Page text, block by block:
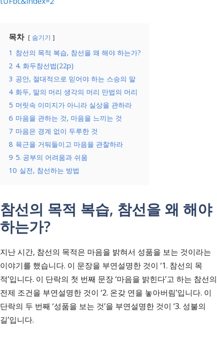
목차 숨기기
1 참선의 목적 복습, 참선을 왜 해야 하는가?
2 4. 화두참선법(22p)
3 공안, 절대적으로 믿어야 하는 스승의 말
4 화두, 말의 머리 생각의 머리 만법의 머리
5 머릿속 이미지가 아니라 실상을 관하라
6 마음을 관하는 것, 마음을 느끼는 것
7 마음은 경계 없이 두루한 것
8 육근을 거둬들이고 마음을 관찰하라
9 5. 공부의 어려움과 쉬움
10 실전, 참선하는 방법
참선의 목적 복습, 참선을 왜 해야
하는가?
지난 시간, 참선의 목적은 마음을 밝혀서 성품을 보는 것이라는
이야기를 했습니다. 이 문장을 부연설명한 것이 ‘1. 참선의 목
적’입니다. 이 단락의 첫 번째 문장 ‘마음을 밝힌다’고 하는 참선의
전제 조건을 부연설명한 것이 ‘2. 온갖 연을 놓아버림’입니다. 이
단락의 두 번째 ‘성품을 보는 것’을 부연설명한 것이 ‘3. 성불의
길’입니다.